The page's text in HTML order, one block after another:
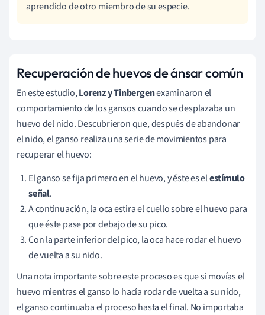
aprendido de otro miembro de su especie.
Recuperación de huevos de ánsar común
En este estudio,Lorenz y Tinbergenexaminaron el
comportamiento de los gansos cuando se desplazaba un
huevo del nido. Descubrieron que, después de abandonar
el nido, el ganso realiza una serie de movimientos para
recuperar el huevo:
El ganso se fija primero en el huevo, y éste es elestímulo
señal.
A continuación, la oca estira el cuello sobre el huevo para
que éste pase por debajo de su pico.
Con la parte inferior del pico, la oca hace rodar el huevo
de vuelta a su nido.
Una nota importante sobre este proceso es que si movías el
huevo mientras el ganso lo hacía rodar de vuelta a su nido,
el ganso continuaba el proceso hasta el final. No importaba